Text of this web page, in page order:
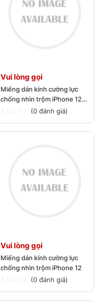
Vui lòng gọi
Miếng dán kính cường lực
chống nhìn trộm iPhone 12
(0 đánh giá)
Vui lòng gọi
Miếng dán kính cường lực
chống nhìn trộm iPhone 12
(0 đánh giá)